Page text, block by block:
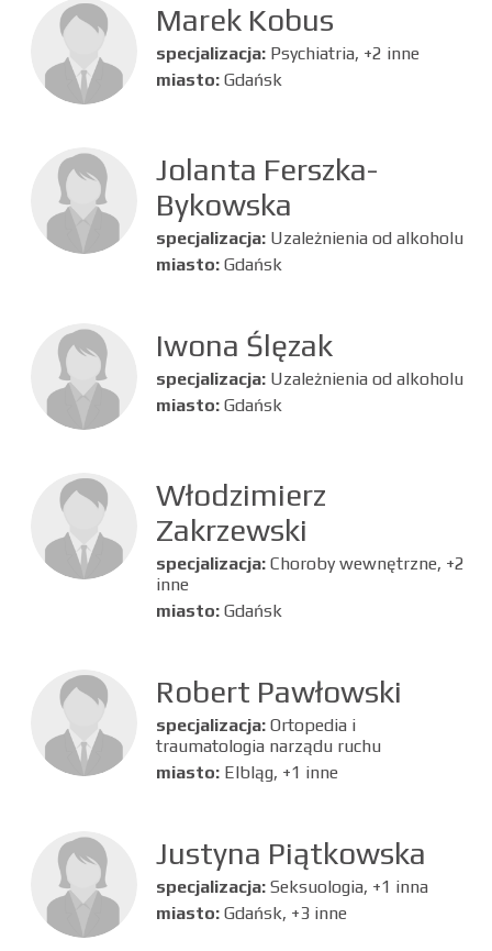
Marek Kobus
specjalizacja: Psychiatria, +2 inne
miasto: Gdańsk
Jolanta Ferszka-
Bykowska
specjalizacja: Uzależnienia od alkoholu
miasto: Gdańsk
Iwona Ślęzak
specjalizacja: Uzależnienia od alkoholu
miasto: Gdańsk
Włodzimierz
Zakrzewski
specjalizacja: Choroby wewnętrzne, +2
inne
miasto: Gdańsk
Robert Pawłowski
specjalizacja: Ortopedia i
traumatologia narządu ruchu
miasto: Elbląg, +1 inne
Justyna Piątkowska
specjalizacja: Seksuologia, +1 inna
miasto: Gdańsk, +3 inne